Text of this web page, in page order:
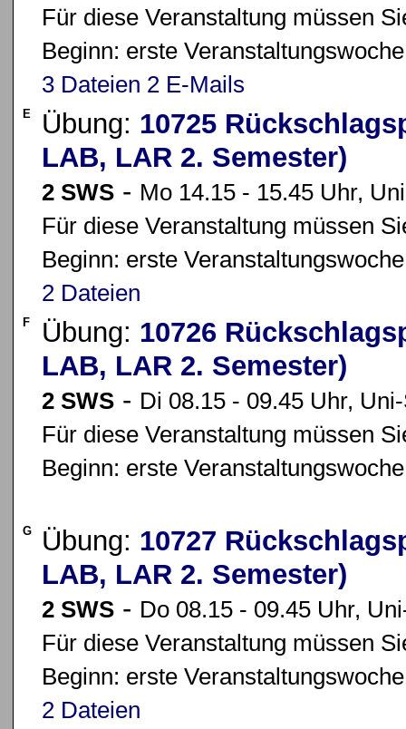
Für diese Veranstaltung müssen
Beginn: erste Veranstaltungswoche
3 Dateien 2 E-Mails
E Übung: 10725
LAB, LAR 2. Semester)
2 SWS - Mo 14.15 - 15.45 Uhr,
Für diese Veranstaltung müssen
Beginn: erste Veranstaltungswoche
2 Dateien
F Übung: 10726
LAB, LAR 2. Semester)
2 SWS - Di 08.15 - 09.45 Uhr,
Für diese Veranstaltung müssen
Beginn: erste Veranstaltungswoche
G Übung: 10727
LAB, LAR 2. Semester)
2 SWS - Do 08.15 - 09.45 Uhr,
Für diese Veranstaltung müssen
Beginn: erste Veranstaltungswoche
2 Dateien